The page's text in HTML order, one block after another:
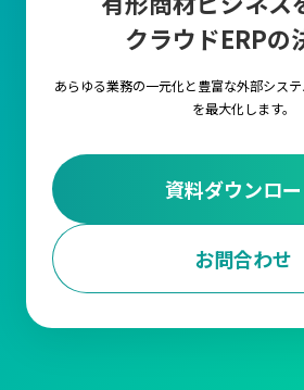
クラウドERPの
あらゆる業務の一元化と豊富な外部シス
を最大化します。
資料ダウンロ
お問合わせ